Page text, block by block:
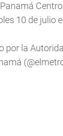
10 de julio
por la